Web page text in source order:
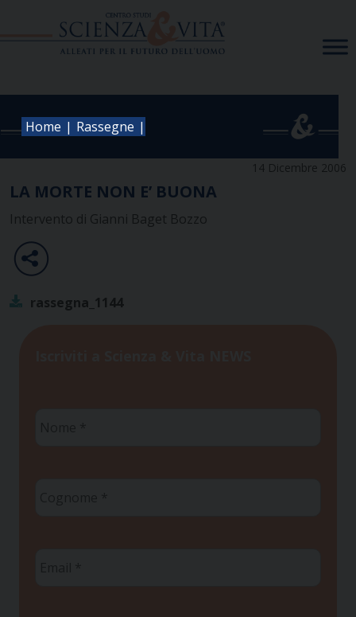
Home | Rassegne |
14 Dicembre 2006
LA MORTE NON E’ BUONA
Intervento di Gianni Baget Bozzo
rassegna_1144